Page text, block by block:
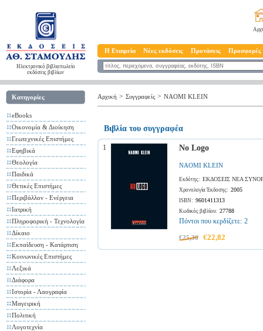
Ηλεκτρονικό βιβλιοπωλείο
εκδόσεις βιβλίων
Η Εταιρεία Νέες εκδόσεις Προτάσεις Προσφορές
Κατηγορίες
eBooks
Οικονομία & Διοίκηση
Γεωτεχνικές Επιστήμες
Εφηβικά
Θεολογία
Παιδικά
Θετικές Επιστήμες
Περιβάλλον - Ενέργεια
Ιατρική
Πληροφορική - Τεχνολογία
Δίκαιο
Εκπαίδευση - Κατάρτιση
Κοινωνικές Επιστήμες
Λεξικά
Διάφορα
Ιστορία - Λαογραφία
Μαγειρική
Πολιτική
Λογοτεχνία
Αρχική > Συγγραφείς > NAOMI KLEIN
Βιβλία του συγγραφέα
1 No Logo
NAOMI KLEIN
Εκδότης: ΕΚΔΟΣΕΙΣ ΝΕΑ
Χρονολογία Έκδοσης: 2005
ISBN: 9601411313
Κωδικός βιβλίου: 27788
Πόντοι που κερδίζετε: 2
€25,36 €22,82